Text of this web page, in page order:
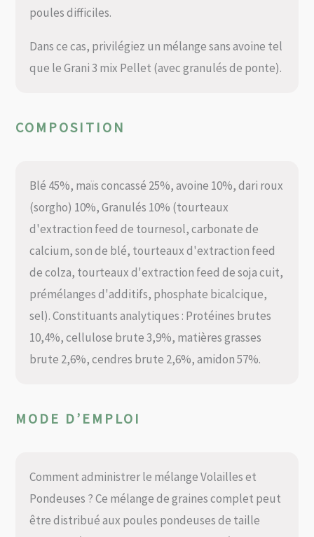
poules difficiles.
Dans ce cas, privilégiez un mélange sans avoine tel
que le Grani 3 mix Pellet (avec granulés de ponte).
COMPOSITION
Blé 45%, maïs concassé 25%, avoine 10%, dari roux
(sorgho) 10%, Granulés 10% (tourteaux
d'extraction feed de tournesol, carbonate de
calcium, son de blé, tourteaux d'extraction feed
de colza, tourteaux d'extraction feed de soja cuit,
prémélanges d'additifs, phosphate bicalcique,
sel). Constituants analytiques : Protéines brutes
10,4%, cellulose brute 3,9%, matières grasses
brute 2,6%, cendres brute 2,6%, amidon 57%.
MODE D’EMPLOI
Comment administrer le mélange Volailles et
Pondeuses ? Ce mélange de graines complet peut
être distribué aux poules pondeuses de taille